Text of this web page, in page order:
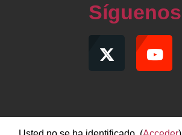
Síguenos